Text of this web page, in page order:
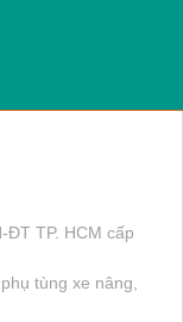
ĐT TP. HCM cấp
tùng xe nâng,